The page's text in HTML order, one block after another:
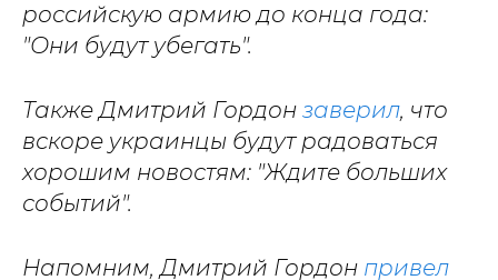
российскую армию до конца года:
"Они будут убегать".
Также Дмитрий Гордон заверил, что
вскоре украинцы будут радоваться
хорошим новостям: "Ждите больших
событий".
Напомним, Дмитрий Гордон привел